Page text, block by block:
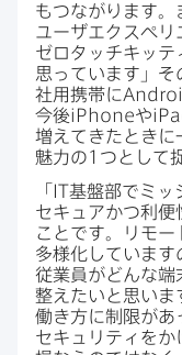
もつながります。​
ユーザエクスペ
ゼロタッチキッテ
思っています」​
社用携帯に
今後iPhoneや
増えてきた​ときに​
魅力の1 つと​して​
「
IT基盤部で​ミッ
セキュアかつ​利便
ことです。​リモ
多様化しています
従業員が​どんな​端
整えたいと​思いま
働き方に​制限が​あ
セキュリティを​か